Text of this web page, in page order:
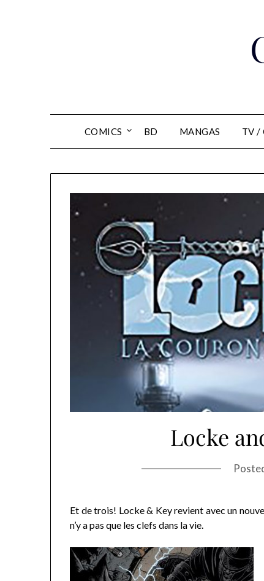
COMICS BD MANGAS TV /
Locke
Et de trois! Locke & Key revient avec un
n’y a pas que les clefs dans la vie.